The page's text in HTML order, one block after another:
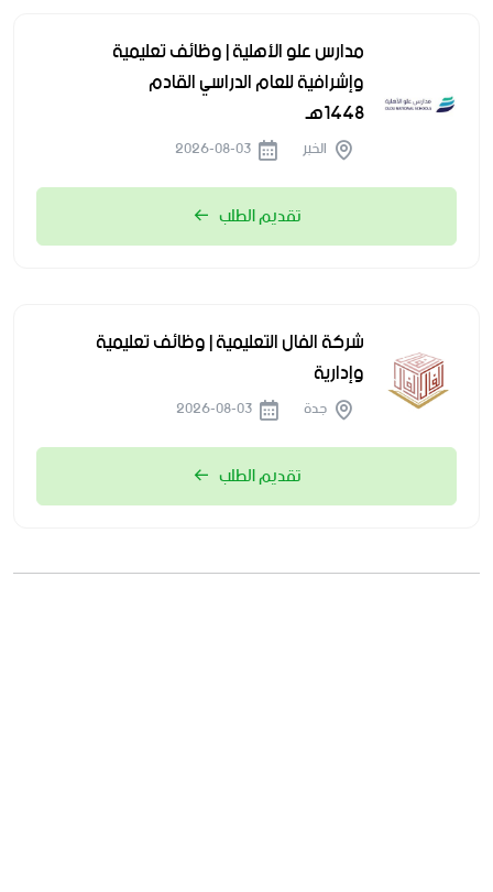
مدارس علو الأهلية | وظائف تعليمية
وإشرافية للعام الدراسي القادم
1448هـ
الخبر
تقديم الطلب
شركة الفال التعليمية | وظائف تعليمية
وإدارية
جدة
تقديم الطلب